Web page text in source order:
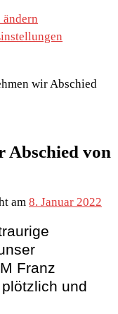
wir Abschied
Abschied von
am 8. Januar 2022
Franz
und